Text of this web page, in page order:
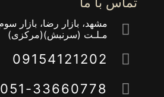
مشهد، بازار رضا، بازار سوم
مـلـت (سرنبش)(مركزى)
09154121202
051-33660778